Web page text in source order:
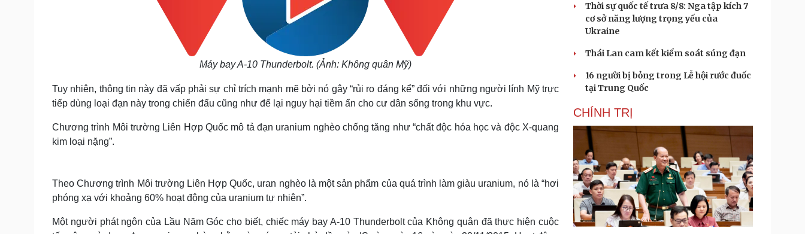
Máy bay A-10 Thunderbolt. (Ảnh: Không quân Mỹ)
Tuy nhiên, thông tin này đã vấp phải sự chỉ trích mạnh mẽ bởi nó gây “rủi ro đáng kể” đối với những người lính Mỹ trực
tiếp dùng loại đạn này trong chiến đấu cũng như để lại nguy hại tiềm ẩn cho cư dân sống trong khu vực.
Chương trình Môi trường Liên Hợp Quốc mô tả đạn uranium nghèo chống tăng như “chất độc hóa học và độc X-quang
kim loại nặng”.
Theo Chương trình Môi trường Liên Hợp Quốc, uran nghèo là một sản phẩm của quá trình làm giàu uranium, nó là “hơi
phóng xạ với khoảng 60% hoạt động của uranium tự nhiên”.
Một người phát ngôn của Lầu Năm Góc cho biết, chiếc máy bay A-10 Thunderbolt của Không quân đã thực hiện cuộc
Thời sự quốc tế trưa 8/8: Nga tập kích 7
cơ sở năng lượng trọng yếu của
Ukraine
Thái Lan cam kết kiểm soát súng đạn
16 người bị bỏng trong Lễ hội rước đuốc
tại Trung Quốc
CHÍNH TRỊ